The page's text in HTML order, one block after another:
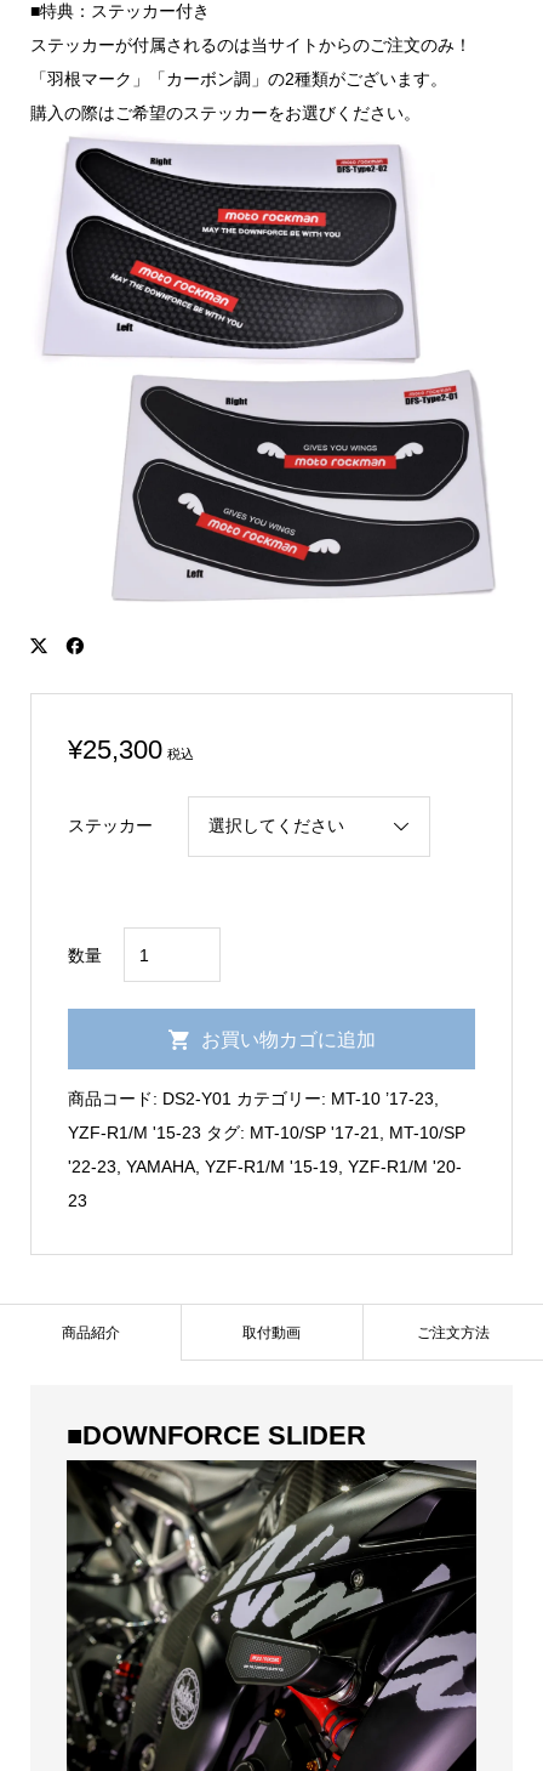
■特典：ステッカー付き
ステッカーが付属されるのは当サイトからのご注文のみ！
「羽根マーク」「カーボン調」の2種類がございます。
購入の際はご希望のステッカーをお選びください。
¥25,300 税込
ステッカー
数量
R1/M
'15-
23【TYPE2】
ウ
ラ
イ
ダ
ー
(ス
テ
ッ
カ
ー
お買い物カゴに追加
商品コード: DS2-Y01 カテゴリー: MT-10 ’17-23,
YZF-R1/M '15-23 タグ: MT-10/SP '17-21, MT-10/SP
'22-23, YAMAHA, YZF-R1/M '15-19, YZF-R1/M '20-
23
商品紹介 取付動画 ご注文方法
■DOWNFORCE SLIDER